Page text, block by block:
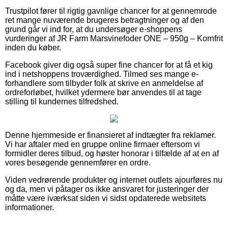
Trustpilot fører til rigtig gavnlige chancer for at gennemrode
ret mange nuværende brugeres betragtninger og af den
grund går vi ind for, at du undersøger e-shoppens
vurderinger af JR Farm Marsvinefoder ONE – 950g – Kornfrit
inden du køber.
Facebook giver dig også super fine chancer for at få et kig
ind i netshoppens troværdighed. Tilmed ses mange e-
forhandlere som tilbyder folk at skrive en anmeldelse af
ordreforløbet, hvilket ydermere bør anvendes til at tage
stilling til kundernes tilfredshed.
Denne hjemmeside er finansieret af indtægter fra reklamer.
Vi har aftaler med en gruppe online firmaer eftersom vi
formidler deres tilbud, og høster honorar i tilfælde af at en af
vores besøgende gennemfører en ordre.
Viden vedrørende produkter og internet outlets ajourføres nu
og da, men vi påtager os ikke ansvaret for justeringer der
måtte være iværksat siden vi sidst opdaterede websitets
informationer.